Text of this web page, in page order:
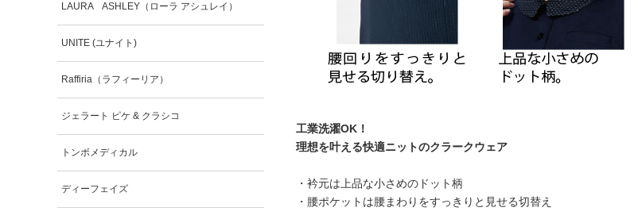
工業洗濯OK！
理想を叶える快適ニットのクラークウェア
・衿元は上品な小さめのドット柄
・腰ポケットは腰まわりをすっきりと見せる切替え
LAURA ASHLEY（ローラ アシュレイ）
UNITE (ユナイト)
Raffiria（ラフィーリア）
ジェラート ピケ & クラシコ
トンボメディカル
ディーフェイズ